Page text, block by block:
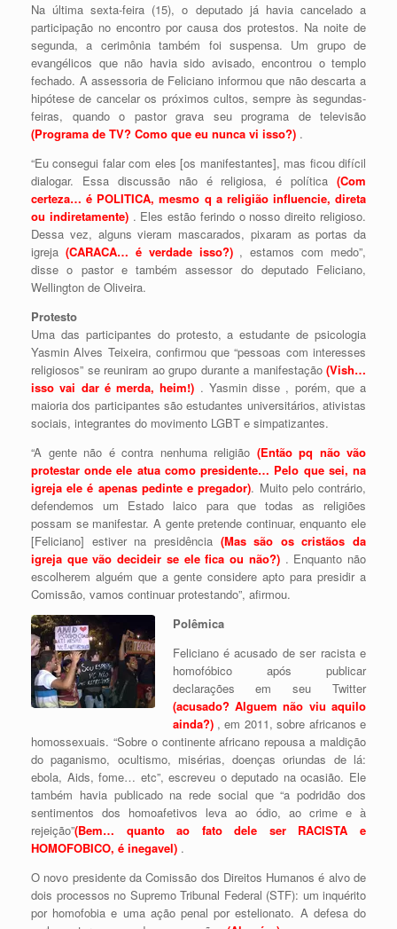
Na última sexta-feira (15), o deputado já havia cancelado a
participação no encontro por causa dos protestos. Na noite de
segunda, a cerimônia também foi suspensa. Um grupo de
evangélicos que não havia sido avisado, encontrou o templo
fechado. A assessoria de Feliciano informou que não descarta a
hipótese de cancelar os próximos cultos, sempre às segundas-
feiras, quando o pastor grava seu programa de televisão
(Programa de TV? Como que eu nunca vi isso?) .
“Eu consegui falar com eles [os manifestantes], mas ficou difícil
dialogar. Essa discussão não é religiosa, é política (Com
certeza… é POLITICA, mesmo q a religião influencie, direta
ou indiretamente) . Eles estão ferindo o nosso direito religioso.
Dessa vez, alguns vieram mascarados, pixaram as portas da
igreja (CARACA… é verdade isso?) , estamos com medo”,
disse o pastor e também assessor do deputado Feliciano,
Wellington de Oliveira.
Protesto
Uma das participantes do protesto, a estudante de psicologia
Yasmin Alves Teixeira, confirmou que “pessoas com interesses
religiosos” se reuniram ao grupo durante a manifestação (Vish…
isso vai dar é merda, heim!) . Yasmin disse , porém, que a
maioria dos participantes são estudantes universitários, ativistas
sociais, integrantes do movimento LGBT e simpatizantes.
“A gente não é contra nenhuma religião (Então pq não vão
protestar onde ele atua como presidente… Pelo que sei, na
igreja ele é apenas pedinte e pregador). Muito pelo contrário,
defendemos um Estado laico para que todas as religiões
possam se manifestar. A gente pretende continuar, enquanto ele
[Feliciano] estiver na presidência (Mas são os cristãos da
igreja que vão decideir se ele fica ou não?) . Enquanto não
escolherem alguém que a gente considere apto para presidir a
Comissão, vamos continuar protestando”, afirmou.
Polêmica
Feliciano é acusado de ser racista e
homofóbico após publicar
declarações em seu Twitter
(acusado? Alguem não viu aquilo
ainda?) , em 2011, sobre africanos e
homossexuais. “Sobre o continente africano repousa a maldição
do paganismo, ocultismo, misérias, doenças oriundas de lá:
ebola, Aids, fome… etc”, escreveu o deputado na ocasião. Ele
também havia publicado na rede social que “a podridão dos
sentimentos dos homoafetivos leva ao ódio, ao crime e à
rejeição”(Bem… quanto ao fato dele ser RACISTA e
HOMOFOBICO, é inegavel) .
O novo presidente da Comissão dos Direitos Humanos é alvo de
dois processos no Supremo Tribunal Federal (STF): um inquérito
por homofobia e uma ação penal por estelionato. A defesa do